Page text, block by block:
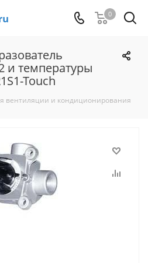
0
и температуры
Touch
вентиляции и кондиционирования